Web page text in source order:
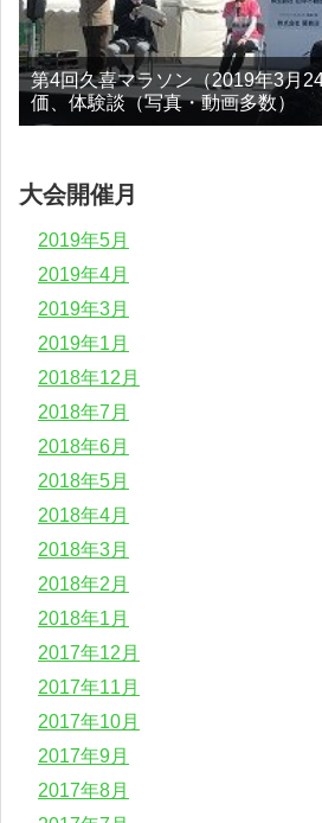
第4回久喜マラソン（2019年3月
価、体験談（写真・動画多数）
大会開催月
2019年5月
2019年4月
2019年3月
2019年1月
2018年12月
2018年7月
2018年6月
2018年5月
2018年4月
2018年3月
2018年2月
2018年1月
2017年12月
2017年11月
2017年10月
2017年9月
2017年8月